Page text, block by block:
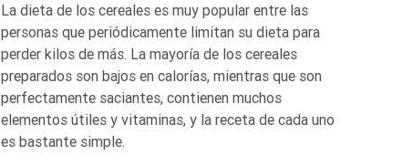
La dieta de los cereales es muy popular entre las
personas que periódicamente limitan su dieta para
perder kilos de más. La mayoría de los cereales
preparados son bajos en calorías, mientras que son
perfectamente saciantes, contienen muchos
elementos útiles y vitaminas, y la receta de cada uno
es bastante simple.